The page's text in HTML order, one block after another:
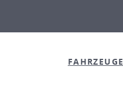
FAHRZEUGE